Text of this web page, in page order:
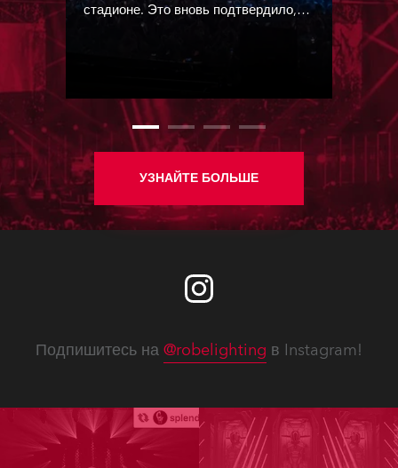
стадионе. Это вновь подтвердило,
что Robe — мощное и надежное
УЗНАЙТЕ БОЛЬШЕ
Подпишитесь на @robelighting в Instagram!